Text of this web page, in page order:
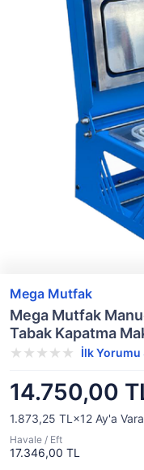
Mega Mutfak
Mega Mutfak
Tabak Kapatma
İlk Yorumu
14.750,00
1.873,25 TL×12 Ay'a
Havale / Eft
17.346,00 TL